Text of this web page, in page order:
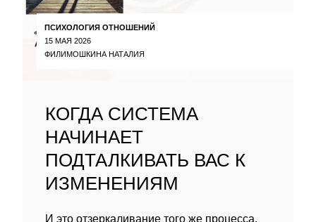
ПСИХОЛОГИЯ ОТНОШЕНИЙ
15 МАЯ 2026
ФИЛИМОШКИНА НАТАЛИЯ
КОГДА СИСТЕМА
НАЧИНАЕТ
ПОДТАЛКИВАТЬ ВАС К
ИЗМЕНЕНИЯМ
И это отзеркаливание того же процесса.